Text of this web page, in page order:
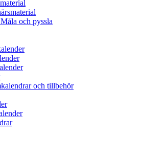
och pyssla
och tillbehör